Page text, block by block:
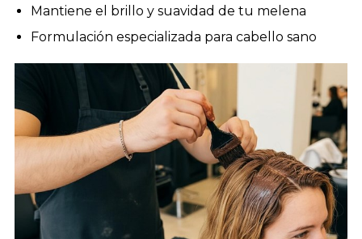
Mantiene el brillo y suavidad de tu melena
Formulación especializada para cabello sano